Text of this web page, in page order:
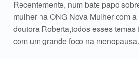
Recentemente, num bate papo
mulher na ONG Nova Mulher com
doutora Roberta,todos esses temas
com um grande foco na menopausa.